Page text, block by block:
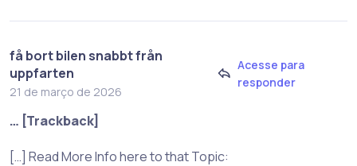
få bort bilen snabbt från
uppfarten
21 de março de 2026
Acesse para
responder
… [Trackback]
[…] Read More Info here to that Topic: